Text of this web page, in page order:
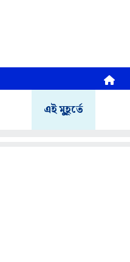
এই মুহূর্তে